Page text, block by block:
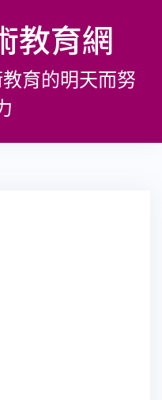
教育網
育的明天而努